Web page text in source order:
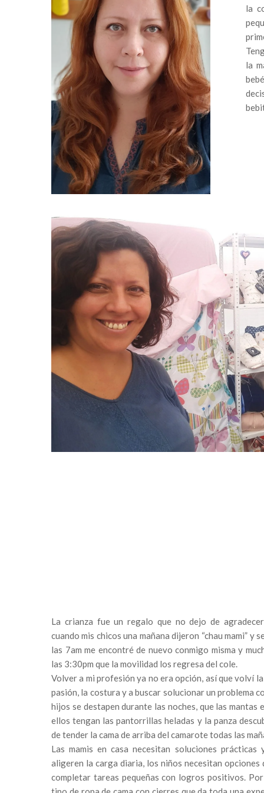
la
la
La crianza fue un regalo que no dejo de
cuando mis chicos una mañana dijeron “chau mami” y
las 7am me encontré de nuevo conmigo misma y
las 3:30pm que la movilidad los regresa del cole.
Volver a mi profesión ya no era opción, así que volví
pasión, la costura y a buscar solucionar un problema
hijos se destapen durante las noches, que las mantas
ellos tengan las pantorrillas heladas y la panza
de tender la cama de arriba del camarote todas las
Las mamis en casa necesitan soluciones prácticas
aligeren la carga diaria, los niños necesitan opciones
completar tareas pequeñas con logros positivos.